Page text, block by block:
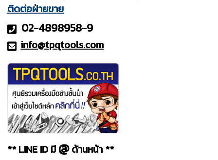
ติดต่อฝ่ายขาย
02-4898958-9
info@tpqtools.com
** LINE ID มี @ด้านหน้า **